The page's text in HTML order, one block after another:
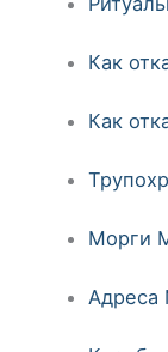
Как
Как
Морги